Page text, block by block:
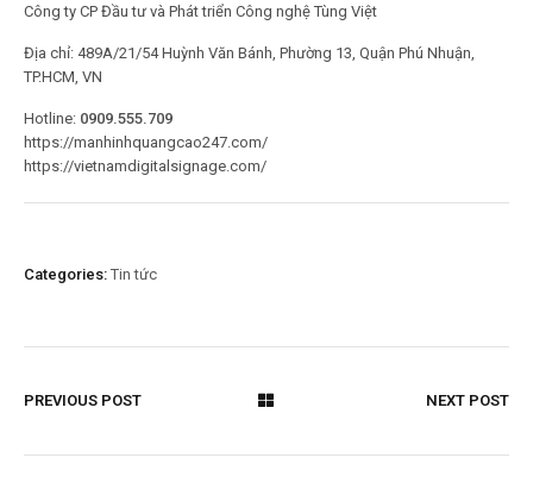
Công ty CP Đầu tư và Phát triển Công nghệ Tùng Việt
Địa chỉ: 489A/21/54 Huỳnh Văn Bánh, Phường 13, Quận Phú Nhuận,
TP.HCM, VN
Hotline: 0909.555.709
https://manhinhquangcao247.com/
https://vietnamdigitalsignage.com/
Categories: Tin tức
PREVIOUS POST NEXT POST